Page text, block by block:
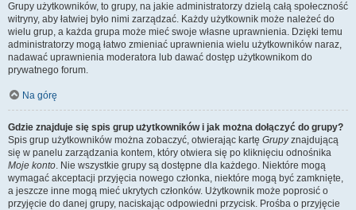
Grupy użytkowników, to grupy, na jakie administratorzy dzielą całą społeczność
witryny, aby łatwiej było nimi zarządzać. Każdy użytkownik może należeć do
wielu grup, a każda grupa może mieć swoje własne uprawnienia. Dzięki temu
administratorzy mogą łatwo zmieniać uprawnienia wielu użytkowników naraz,
nadawać uprawnienia moderatora lub dawać dostęp użytkownikom do
prywatnego forum.
Na górę
Gdzie znajduje się spis grup użytkowników i jak można dołączyć do grupy?
Spis grup użytkowników można zobaczyć, otwierając kartę Grupyznajdującą
się w panelu zarządzania kontem, który otwiera się po kliknięciu odnośnika
Moje konto. Nie wszystkie grupy są dostępne dla każdego. Niektóre mogą
wymagać akceptacji przyjęcia nowego członka, niektóre mogą być zamknięte,
a jeszcze inne mogą mieć ukrytych członków. Użytkownik może poprosić o
przyjęcie do danej grupy, naciskając odpowiedni przycisk. Prośba o przyjęcie